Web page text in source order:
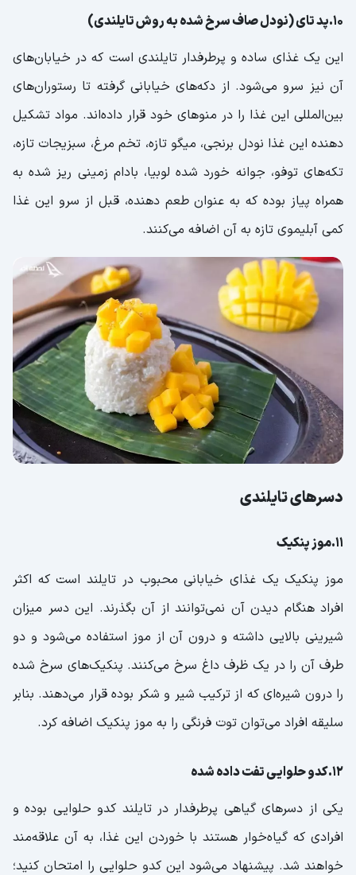
10.پد تای (نودل صاف سرخ شده به ‌روش تایلندی)
این یک غذای ساده و پرطرفدار تایلندی است که در خیابان‌های
آن نیز سرو می‌شود. از دکه‌های خیابانی گرفته تا رستوران‌های
بین‌المللی این غذا را در منوهای خود قرار داده‌اند. مواد تشکیل
دهنده این غذا نودل برنجی، میگو تازه، تخم‌ مرغ، سبزیجات تازه،
تکه‌های توفو، جوانه خورد شده لوبیا، بادام زمینی ریز شده به
همراه پیاز بوده که به ‌عنوان طعم دهنده، قبل از سرو این غذا
کمی آبلیموی تازه به آن اضافه می‌کنند.
دسر‌های تایلندی
11.موز پنکیک
موز پنکیک یک غذای خیابانی محبوب در تایلند است که اکثر
افراد هنگام دیدن آن نمی‌توانند از آن بگذرند. این دسر میزان
شیرینی بالایی داشته و درون آن از موز استفاده می‌شود و دو
طرف آن را در یک ظرف داغ سرخ می‌کنند. پنکیک‌های سرخ شده
را درون شیره‌ای که از ترکیب شیر و شکر بوده قرار می‌دهند. بنابر
سلیقه افراد می‌توان توت فرنگی را به موز پنکیک اضافه کرد.
12.کدو حلوایی تفت داده شده
یکی از دسرهای گیاهی پرطرفدار در تایلند کدو حلوایی بوده و
افرادی که گیاه‌خوار هستند با خوردن این غذا، به آن علاقه‌مند
خواهند شد. پیشنهاد می‌شود این کدو حلوایی را امتحان کنید؛